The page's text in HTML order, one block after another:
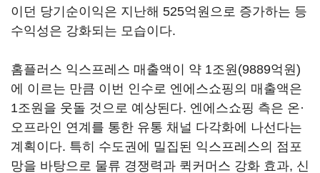
이던 당기순이익은 지난해 525억원으로 증가하는 등
수익성은 강화되는 모습이다.
홈플러스 익스프레스 매출액이 약 1조원(9889억원)
에 이르는 만큼 이번 인수로 엔에스쇼핑의 매출액은
1조원을 웃돌 것으로 예상된다. 엔에스쇼핑 측은 온·
오프라인 연계를 통한 유통 채널 다각화에 나선다는
계획이다. 특히 수도권에 밀집된 익스프레스의 점포
망을 바탕으로 물류 경쟁력과 퀵커머스 강화 효과, 신